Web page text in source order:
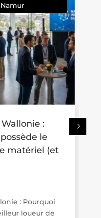
:
le
(et
: Pourquoi
loueur de